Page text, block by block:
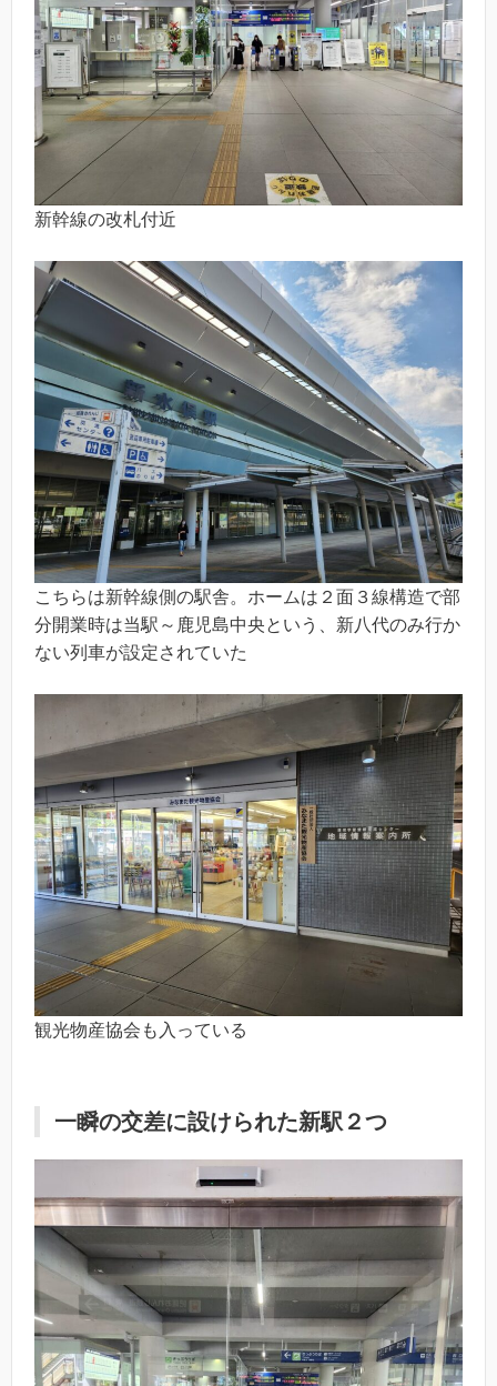
新幹線の改札付近
こちらは新幹線側の駅舎。ホームは２面３線構造で部
分開業時は当駅～鹿児島中央という、新八代のみ行か
ない列車が設定されていた
観光物産協会も入っている
一瞬の交差に設けられた新駅２つ